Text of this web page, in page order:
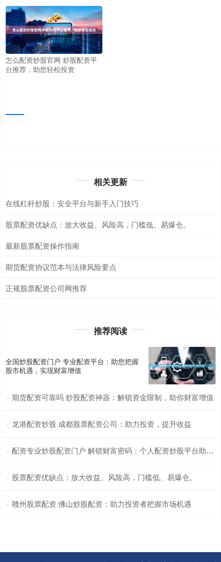
怎么配资炒股官网 炒股配资平
台推荐，助您轻松投资
相关更新
在线杠杆炒股：安全平台与新手入门技巧
股票配资优缺点：放大收益、风险高，门槛低、易爆仓。
最新股票配资操作指南
期货配资协议范本与法律风险要点
正规股票配资公司网推荐
推荐阅读
全国炒股配资门户 专业配资平台：助您把握
股市机遇，实现财富增值
· 期货配资可靠吗 炒股配资神器：解锁资金限制，助你财富增值
· 龙港配资炒股 成都股票配资公司：助力投资，提升收益
· 配资专业炒股配资门户 解锁财富密码：个人配资炒股平台助你赢战股市
· 股票配资优缺点：放大收益、风险高，门槛低、易爆仓。
· 赣州股票配资 佛山炒股配资：助力投资者把握市场机遇